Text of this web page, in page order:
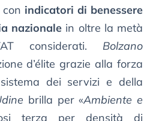
indicatori di benessere
nazionale in oltre la metà
considerati. Bolzano
d’élite grazie alla forza
sistema dei servizi e della
brilla per «Ambiente e
terza per densità di